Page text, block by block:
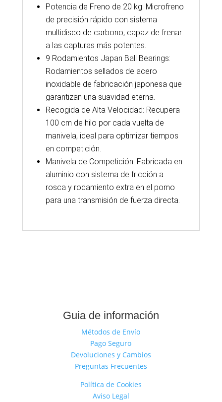
Potencia de Freno de 20 kg: Microfreno
de precisión rápido con sistema
multidisco de carbono, capaz de frenar
a las capturas más potentes.
9 Rodamientos Japan Ball Bearings:
Rodamientos sellados de acero
inoxidable de fabricación japonesa que
garantizan una suavidad eterna.
Recogida de Alta Velocidad: Recupera
100 cm de hilo por cada vuelta de
manivela, ideal para optimizar tiempos
en competición.
Manivela de Competición: Fabricada en
aluminio con sistema de fricción a
rosca y rodamiento extra en el pomo
para una transmisión de fuerza directa.
Guia de información
Métodos de Envío
Pago Seguro
Devoluciones y Cambios
Preguntas Frecuentes
Política de Cookies
Aviso Legal